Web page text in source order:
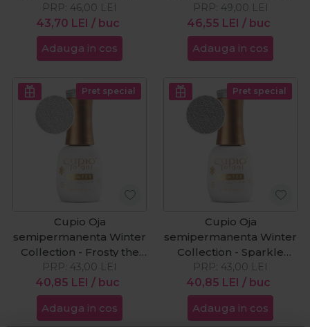
43,70 LEI / buc
PRP: 46,00 LEI
Adauga in cos
15ml
46,55 LEI / buc
PRP: 49,00 LEI
Adauga in cos
Pret special
Cupio Oja
semipermanenta Winter
Collection - Frosty the
Snowman 15ml
40,85 LEI / buc
PRP: 43,00 LEI
Adauga in cos
Pret special
Cupio Oja
semipermanenta Winter
Collection - Sparkle
Love 15ml
40,85 LEI / buc
PRP: 43,00 LEI
Adauga in cos